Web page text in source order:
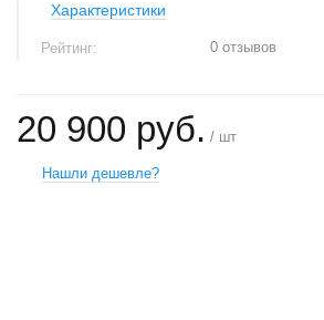
Характеристики
Рейтинг: 0 отзывов
20 900 руб. / шт
Нашли дешевле?